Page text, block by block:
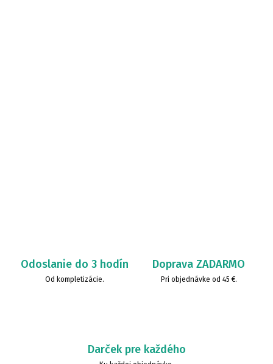
Odoslanie do 3 hodín
Od kompletizácie.
Doprava ZADARMO
Pri objednávke od 45 €.
Darček pre každého